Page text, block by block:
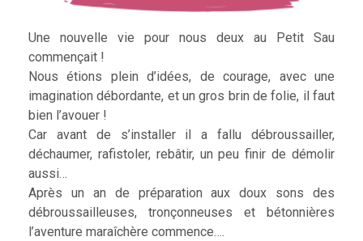
Une nouvelle vie pour nous deux au Petit Sau
commençait !
Nous étions plein d’idées, de courage, avec une
imagination débordante, et un gros brin de folie, il faut
bien l’avouer !
Car avant de s’installer il a fallu débroussailler,
déchaumer, rafistoler, rebâtir, un peu finir de démolir
aussi…
Après un an de préparation aux doux sons des
débroussailleuses, tronçonneuses et bétonnières
l’aventure maraîchère commence….